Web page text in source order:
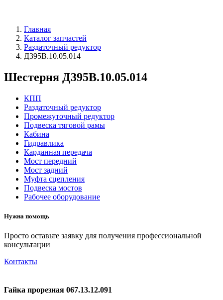
Главная
Каталог запчастей
Раздаточный редуктор
Д395В.10.05.014
Шестерня Д395В.10.05.014
КПП
Раздаточный редуктор
Промежуточный редуктор
Подвеска тяговой рамы
Кабина
Гидравлика
Карданная передача
Мост передний
Мост задний
Муфта сцепления
Подвеска мостов
Рабочее оборудование
Нужна помощь
Просто оставьте заявку для получения профессиональной
консультации
Контакты
Гайка прорезная 067.13.12.091